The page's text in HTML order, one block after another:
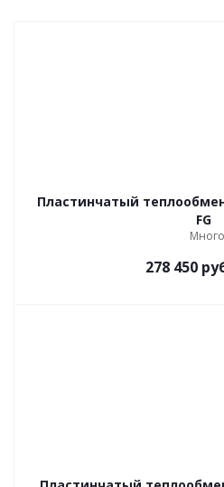
Пластинчатый
FG
Много
278 450